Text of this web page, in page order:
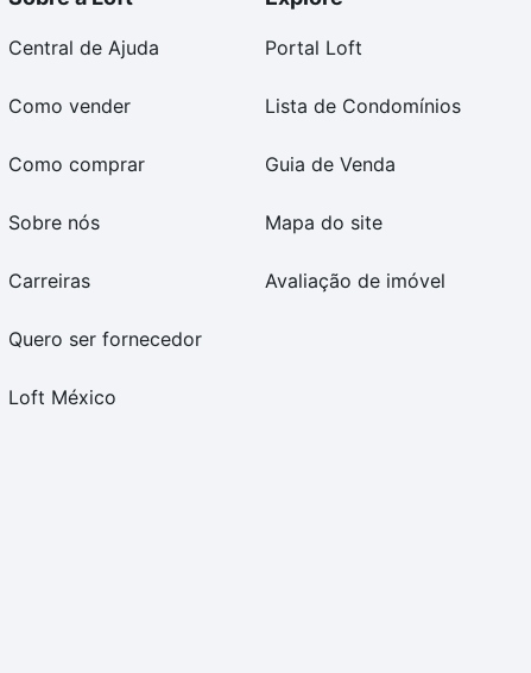
Central de Ajuda
Como vender
Como comprar
Sobre nós
Carreiras
Quero ser fornecedor
Loft México
Portal Loft
Lista de Condomínios
Guia de Venda
Mapa do site
Avaliação de imóvel